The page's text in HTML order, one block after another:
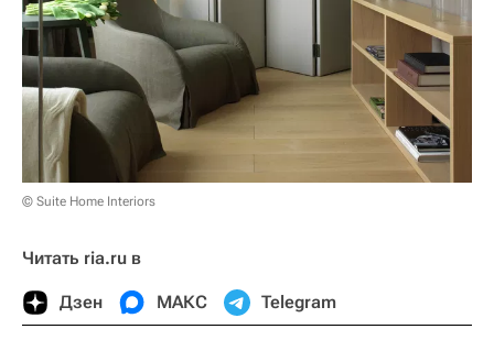
© Suite Home Interiors
Читать ria.ru в
Дзен МАКС Telegram